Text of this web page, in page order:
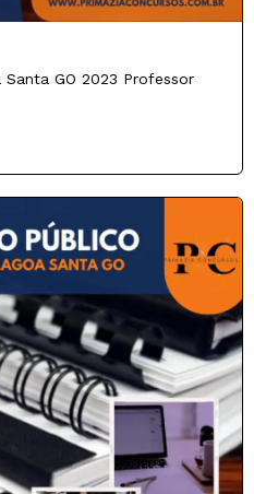
GO 2023 Professor